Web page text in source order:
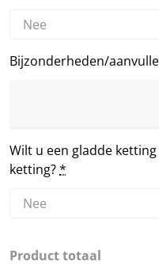
Bijzonderheden/
Wilt u een gladde
ketting?*
Product totaal